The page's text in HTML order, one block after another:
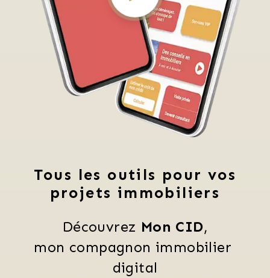
Tous les outils pour vos
projets immobiliers
Découvrez Mon CID,
mon compagnon immobilier
digital